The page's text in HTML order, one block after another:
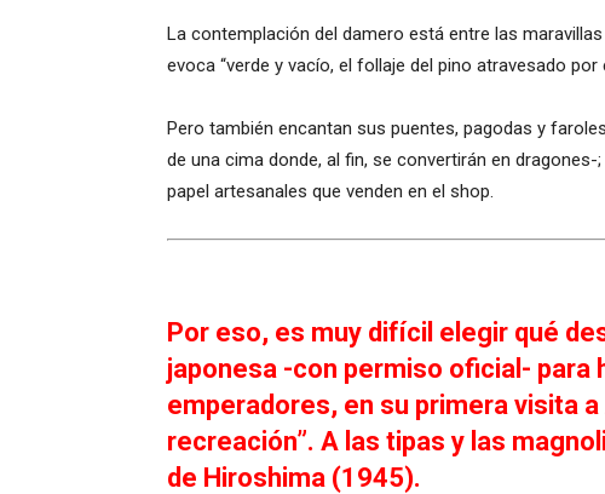
La contemplación del damero está entre las
evoca “verde y vacío, el follaje del pino atravesado
Pero también encantan sus puentes, pagodas y
de una cima donde, al fin, se convertirán en
papel artesanales que venden en el shop.
Por eso, es muy difícil elegir qué
japonesa -con permiso oficial-
emperadores, en su primera visita
recreación”. A las tipas y las
de Hiroshima (1945).